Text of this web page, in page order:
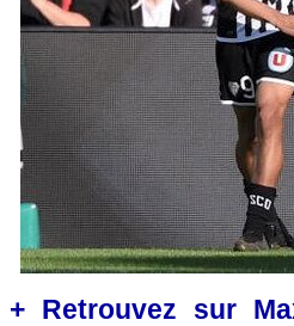
+ Retrouvez sur